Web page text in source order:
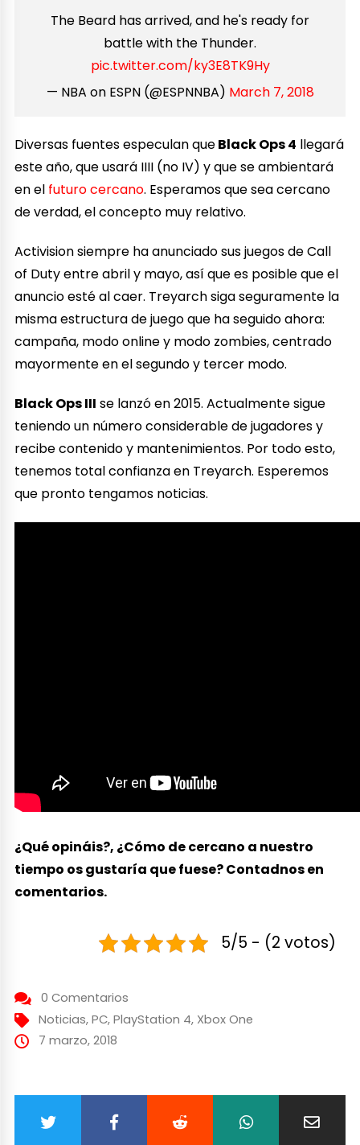
The Beard has arrived, and he's ready for
battle with the Thunder.
pic.twitter.com/ky3E8TK9Hy
— NBA on ESPN (@ESPNNBA) March 7, 2018
Diversas fuentes especulan queBlack Ops 4 llegará
este año, que usará IIII (no IV) y que se ambientará
en el futuro cercano. Esperamos que sea cercano
de verdad, el concepto muy relativo.
Activision siempre ha anunciado sus juegos de Call
of Duty entre abril y mayo, así que es posible que el
anuncio esté al caer. Treyarch siga seguramente la
misma estructura de juego que ha seguido ahora:
campaña, modo online y modo zombies, centrado
mayormente en el segundo y tercer modo.
Black Ops III se lanzó en 2015. Actualmente sigue
teniendo un número considerable de jugadores y
recibe contenido y mantenimientos. Por todo esto,
tenemos total confianza en Treyarch. Esperemos
que pronto tengamos noticias.
¿Qué opináis?, ¿Cómo de cercano a nuestro
tiempo os gustaría que fuese? Contadnos en
comentarios.
5/5 - (2 votos)
0 Comentarios
Noticias, PC, PlayStation 4, Xbox One
7 marzo, 2018